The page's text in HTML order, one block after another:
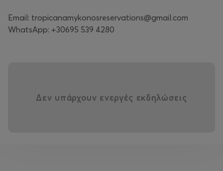
Email: tropicanamykonosreservations@gmail.com
WhatsApp: +30695 539 4280
Δεν υπάρχουν ενεργές εκδηλώσεις